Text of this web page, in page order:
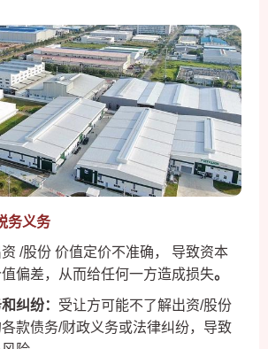
务义务
资 /股份 价值定价不准确， 导致资本
偏差，从而给任何一方造成损失。
纠纷： 受让方可能不了解出资/股份
款债务/财政义务或法律纠纷，导致